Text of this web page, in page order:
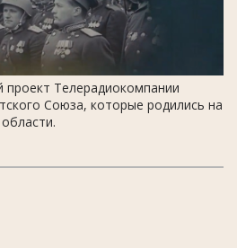
Телерадиокомпании
Союза, которые родились на